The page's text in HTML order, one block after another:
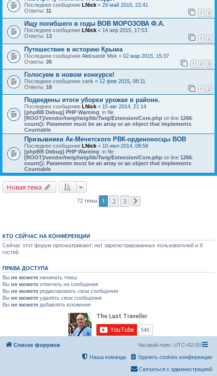
Последнее сообщение LNick « 29 май 2015, 22:41
Ответы: 11 1 2
Ищу погибшего в годы ВОВ МОРОЗОВА Ф.А.
Последнее сообщение LNick « 14 апр 2015, 17:53
Ответы: 13 1 2
Путешествие в историю Крыма
Последнее сообщение Aleksandr Msk « 02 мар 2015, 15:37
Ответы: 26 1 2 3
Голосуем в новом конкурсе!
Последнее сообщение zarik « 12 фев 2015, 08:11
Ответы: 18 1 2
Подведены итоги уборки урожая в районе.
Последнее сообщение LNick « 15 авг 2014, 21:14
[phpBB Debug] PHP Warning: in file
[ROOT]/vendor/twig/twig/lib/Twig/Extension/Core.php on line 1266:
count(): Parameter must be an array or an object that implements
Countable
Призывники Ак-Мечетского РВК-орденоносцы ВОВ
Последнее сообщение LNick « 10 июл 2014, 08:58
[phpBB Debug] PHP Warning: in file
[ROOT]/vendor/twig/twig/lib/Twig/Extension/Core.php on line 1266:
count(): Parameter must be an array or an object that implements
Countable
Новая тема
72 темы 1 2 3
КТО СЕЙЧАС НА КОНФЕРЕНЦИИ
Сейчас этот форум просматривают: нет зарегистрированных пользователей и 9
гостей
ПРАВА ДОСТУПА
Вы не можете начинать темы
Вы не можете отвечать на сообщения
Вы не можете редактировать свои сообщения
Вы не можете удалять свои сообщения
Вы не можете добавлять вложения
Список форумов Часовой пояс: UTC+02:00
Удалить cookies конференции
Наша команда
Связаться с администрацией